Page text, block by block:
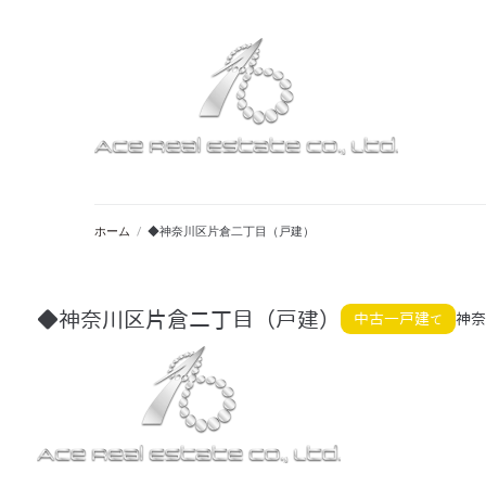
ホーム / ◆神奈川区片倉二丁目（戸建）
◆神奈川区片倉二丁目（戸建） 中古一戸建て 神